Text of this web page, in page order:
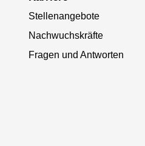
Stellenangebote
Nachwuchskräfte
Fragen und Antworten